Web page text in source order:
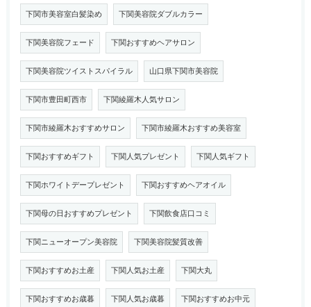
下関市美容室白髪染め 下関美容院ダブルカラー
下関美容院フェード 下関おすすめヘアサロン
下関美容院ツイストスパイラル 山口県下関市美容院
下関市豊田町西市 下関綾羅木人気サロン
下関市綾羅木おすすめサロン 下関市綾羅木おすすめ美容室
下関おすすめギフト 下関人気プレゼント 下関人気ギフト
下関ホワイトデープレゼント 下関おすすめヘアオイル
下関母の日おすすめプレゼント 下関飲食店口コミ
下関ニューオープン美容院 下関美容院髪質改善
下関おすすめお土産 下関人気お土産 下関大丸
下関おすすめお歳暮 下関人気お歳暮 下関おすすめお中元